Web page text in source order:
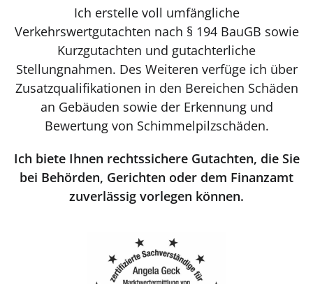
Ich erstelle voll umfängliche
Verkehrswertgutachten nach § 194 BauGB sowie
Kurzgutachten und gutachterliche
Stellungnahmen. Des Weiteren verfüge ich über
Zusatzqualifikationen in den Bereichen Schäden
an Gebäuden sowie der Erkennung und
Bewertung von Schimmelpilzschäden.
Ich biete Ihnen rechtssichere Gutachten, die Sie
bei Behörden, Gerichten oder dem Finanzamt
zuverlässig vorlegen können.